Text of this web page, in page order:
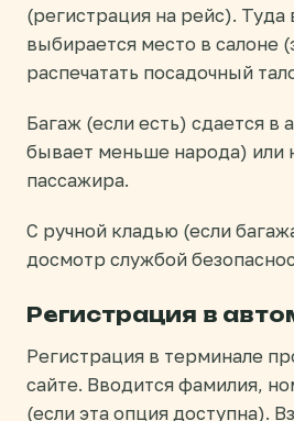
(регистрация на рейс).
выбирается место в салоне
распечатать посадочный
Багаж (если есть) сдается в
бывает меньше народа) или
пассажира.
С ручной кладью (если
досмотр службой
Регистрация в
Регистрация в терминале
сайте. Вводится фамилия,
(если эта опция доступна).